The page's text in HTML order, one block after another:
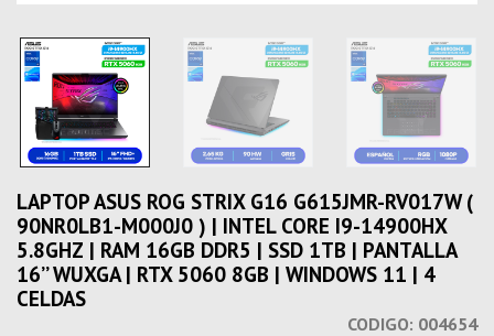
LAPTOP ASUS ROG STRIX G16 G615JMR-RV017W (
90NR0LB1-M000J0 ) | INTEL CORE I9-14900HX
5.8GHZ | RAM 16GB DDR5 | SSD 1TB | PANTALLA
16’’ WUXGA | RTX 5060 8GB | WINDOWS 11 | 4
CELDAS
CODIGO: 004654